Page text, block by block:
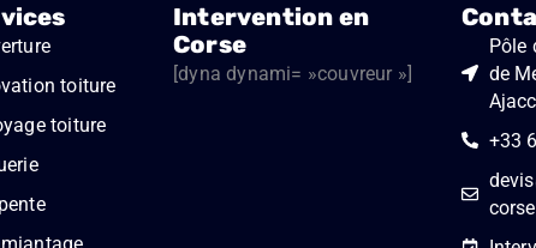
toiture
toiture
Intervention en
Corse
[dyna dynami= »couvreur »]
Pôle
de
+33